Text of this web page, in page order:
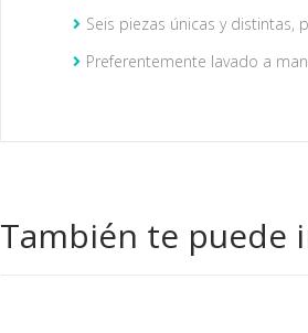
Seis piezas únicas y distintas,
Preferentemente lavado a
También te puede